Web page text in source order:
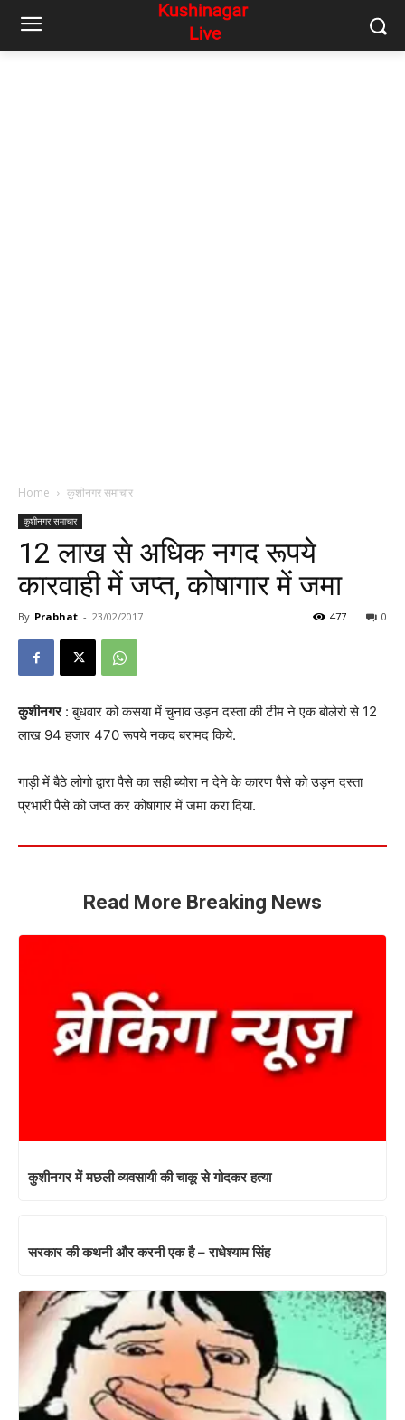
Home कुशीनगर समाचार
कुशीनगर समाचार
12 लाख से अधिक नगद रूपये
कारवाही में जप्त, कोषागार में जमा
By Prabhat - 23/02/2017 0
477
कुशीनगर: बुधवार को कसया में चुनाव उड़न दस्ता की टीम ने एक बोलेरो से 12
लाख 94 हजार 470 रूपये नकद बरामद किये.
गाड़ी में बैठे लोगो द्वारा पैसे का सही ब्योरा न देने के कारण पैसे को उड़न दस्ता
प्रभारी पैसे को जप्त कर कोषागार में जमा करा दिया.
Read More Breaking News
कुशीनगर में मछली व्यवसायी की चाकू से गोदकर हत्या
सरकार की कथनी और करनी एक है – राधेश्याम सिंह